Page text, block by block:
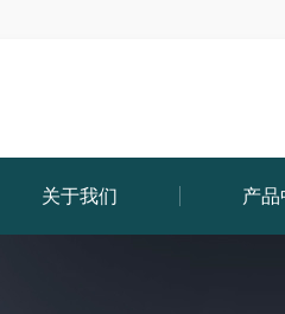
关于我们 产品